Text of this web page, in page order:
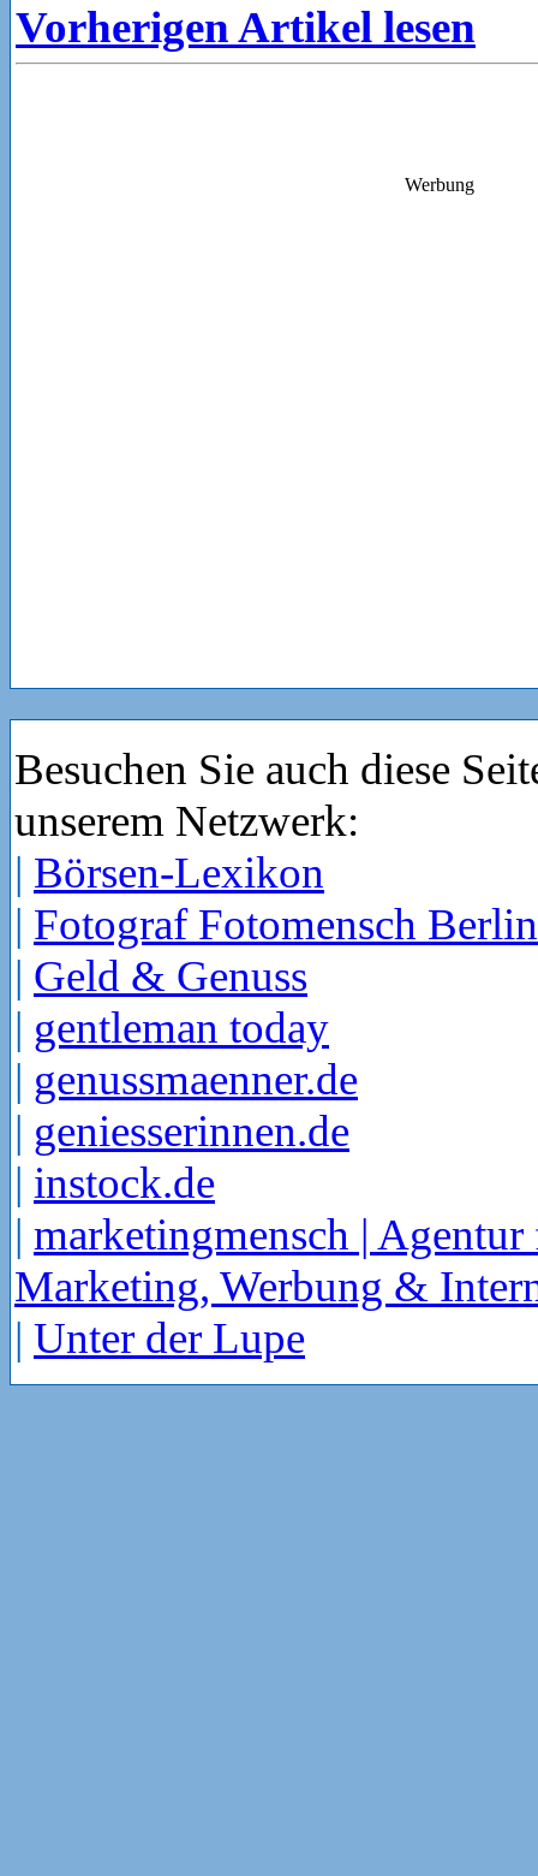
Vorherigen Artikel lesen
Werbung
Besuchen Sie auch diese
unserem Netzwerk:
| Börsen-Lexikon
| Fotograf Fotomensch Berlin
| Geld & Genuss
| gentleman today
| genussmaenner.de
| geniesserinnen.de
| instock.de
| marketingmensch | Agentur
Marketing, Werbung &
| Unter der Lupe